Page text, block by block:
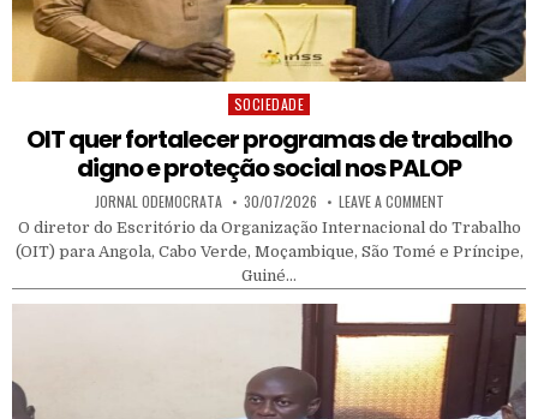
Posted in
SOCIEDADE
OIT quer fortalecer programas de trabalho
digno e proteção social nos PALOP
AUTHOR:
JORNAL ODEMOCRATA PUBLISHED DATE:
30/07/2026 LEAVE A COMMENTON OIT QUER
O diretor do Escritório da Organização Internacional do Trabalho
(OIT) para Angola, Cabo Verde, Moçambique, São Tomé e Príncipe,
Guiné…